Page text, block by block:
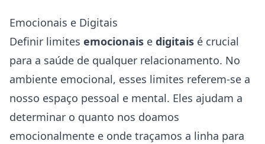
Emocionais e Digitais
Definir limites emocionais e digitais é crucial
para a saúde de qualquer relacionamento. No
ambiente emocional, esses limites referem-se a
nosso espaço pessoal e mental. Eles ajudam a
determinar o quanto nos doamos
emocionalmente e onde traçamos a linha para